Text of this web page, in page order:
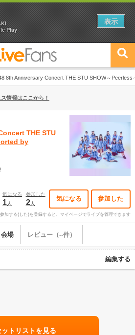
8th Anniversary Concert THE STU SHOW～
2026年上半期編発表！
情報はここから！
THE STU
by
気になる
1人
参加した
2人
気になる 参加した
参加する(した)を登録すると、マイページでライブを管理できます
会場 レビュー（--件）
編集する
ットリストを見る
Play
表示